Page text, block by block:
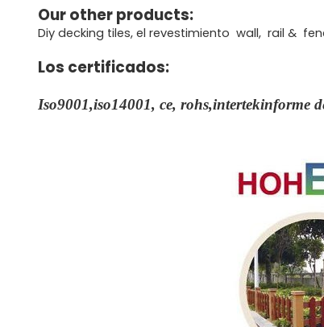
Our other products:
Diy decking tiles, el revestimiento wall, rail &
Los certificados:
Iso9001,iso14001, ce, rohs,intertekinforme